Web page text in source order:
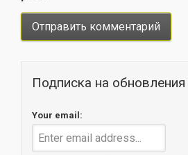
Подписка на обновления
Your email: